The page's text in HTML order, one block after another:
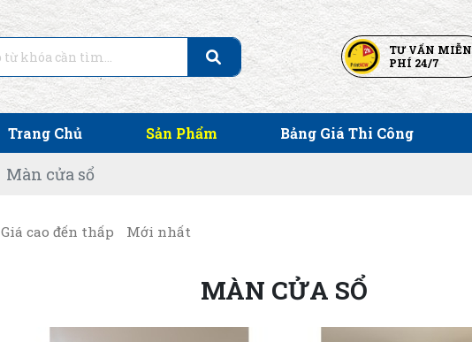
TƯ VẤN MIỄN
PHÍ 24/7
Trang Chủ Sản Phẩm Bảng Giá Thi Công
Màn cửa sổ
Giá cao đến thấp Mới nhất
MÀN CỬA SỔ